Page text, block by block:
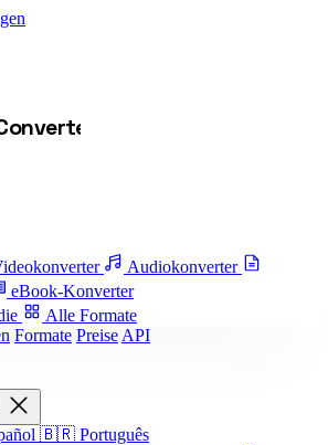
Audiokonverter
eBook-Konverter
Alle Formate
Formate Preise API
🇧🇷 Português